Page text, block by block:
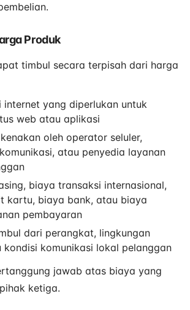
Produk
timbul secara terpisah dari harga
internet yang diperlukan untuk
web atau aplikasi
oleh operator seluler,
atau penyedia layanan
biaya transaksi internasional,
kartu, biaya bank, atau biaya
pembayaran
dari perangkat, lingkungan
kondisi komunikasi lokal pelanggan
jawab atas biaya yang
ketiga.